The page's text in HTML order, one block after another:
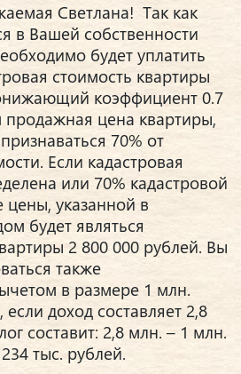
Светлана! Так как
в Вашей собственности
будет уплатить
стоимость квартиры
коэффициент 0.7
цена квартиры,
70% от
Если кадастровая
или 70% кадастровой
указанной в
будет являться
2 800 000 рублей. Вы
также
в размере 1 млн.
доход составляет 2,8
составит: 2,8 млн. – 1 млн.
тыс. рублей.